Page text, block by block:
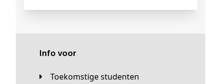
Info voor
Toekomstige studenten